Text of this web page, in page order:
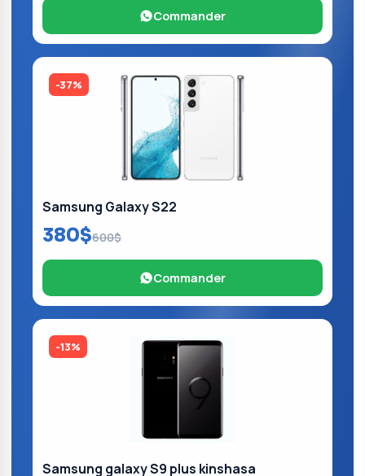
Commander
-37%
Samsung Galaxy S22
380$600$
Commander
-13%
Samsung galaxy S9 plus kinshasa